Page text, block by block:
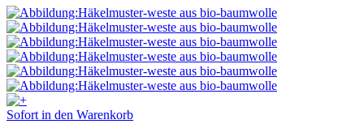
Sofort in den Warenkorb